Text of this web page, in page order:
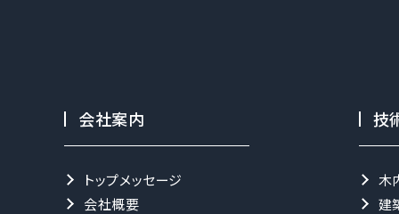
会社案内
トップメッセージ
会社概要
技
木
建